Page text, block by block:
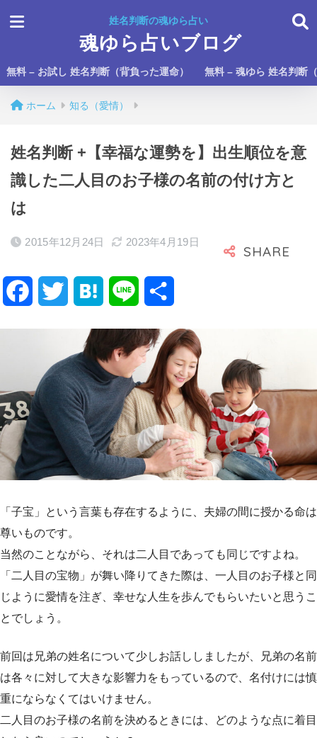
姓名判断の魂ゆら占い
魂ゆら占いブログ
無料 – お試し 姓名判断（背負った運命） 無料 – 魂ゆら 姓名判断
ホーム 知る（愛情）
姓名判断 +【幸福な運勢を】出生順位を意
識した二人目のお子様の名前の付け方と
は
2015年12月24日 2023年4月19日
o
t
e
r
e
n
a
n
e
「子宝」という言葉も存在するように、夫婦の間に授かる命は
尊いものです。
当然のことながら、それは二人目であっても同じですよね。
「二人目の宝物」が舞い降りてきた際は、一人目のお子様と同
じように愛情を注ぎ、幸せな人生を歩んでもらいたいと思うこ
とでしょう。
前回は兄弟の姓名について少しお話ししましたが、兄弟の名前
は各々に対して大きな影響力をもっているので、名付けには慎
重にならなくてはいけません。
二人目のお子様の名前を決めるときには、どのような点に着目